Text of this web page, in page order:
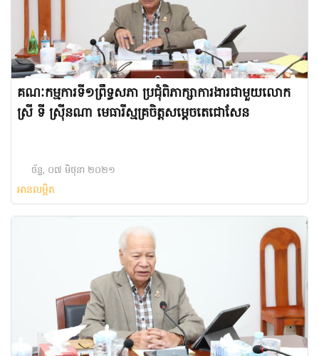
គណៈ​កម្មការ​ទី១​ព្រឹទ្ធសភា ប្រជុំ​ពិភាក្សា​ការងារ​ជាមួយ​លោក
ស្រី ទី ស្រ៊ីនណា មេធារី​ស្មគ្រ​ចិត្ត​សម្តេច​តេជោ​សែន
ច័ន្ទ, ០៧ មិថុនា ២០២១
អានលម្អិត